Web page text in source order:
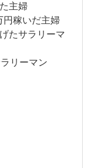
主婦
円稼いだ主婦
たサラリーマ
リーマン